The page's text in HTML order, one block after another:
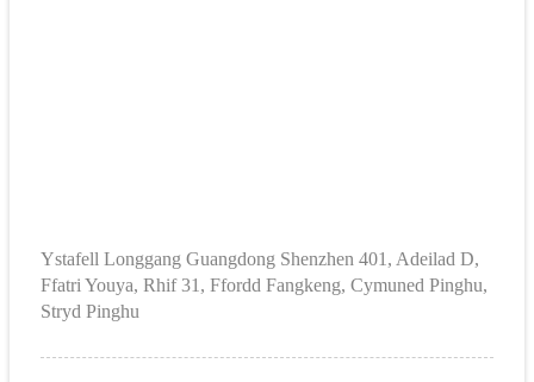
Ystafell Longgang Guangdong Shenzhen 401, Adeilad D,
Ffatri Youya, Rhif 31, Ffordd Fangkeng, Cymuned Pinghu,
Stryd Pinghu